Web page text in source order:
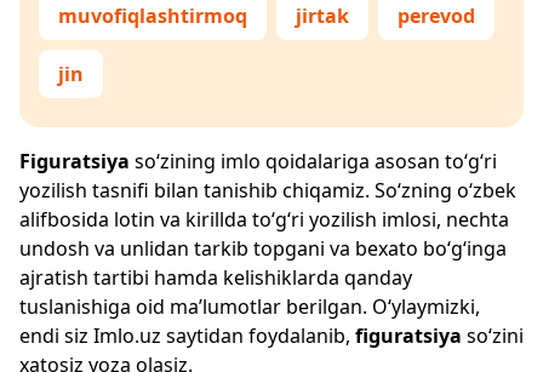
muvofiqlashtirmoq jirtak perevod
jin
Figuratsiya so‘zining imlo qoidalariga asosan to‘g‘ri
yozilish tasnifi bilan tanishib chiqamiz. So‘zning o‘zbek
alifbosida lotin va kirillda to‘g‘ri yozilish imlosi, nechta
undosh va unlidan tarkib topgani va bexato bo‘g‘inga
ajratish tartibi hamda kelishiklarda qanday
tuslanishiga oid ma’lumotlar berilgan. O‘ylaymizki,
endi siz Imlo.uz saytidan foydalanib, figuratsiya so‘zini
xatosiz yoza olasiz.